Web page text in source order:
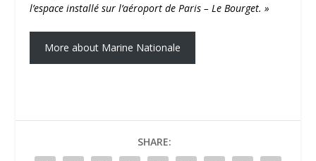
l’espace installé sur l’aéroport de Paris – Le Bourget. »
More about Marine Nationale
SHARE: